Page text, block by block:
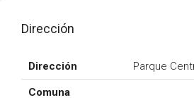
Dirección
Dirección Parque
Comuna